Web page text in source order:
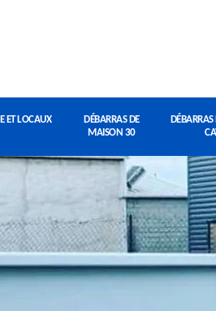
ET LOCAUX
DÉBARRAS DE
MAISON 30
DÉBARRAS